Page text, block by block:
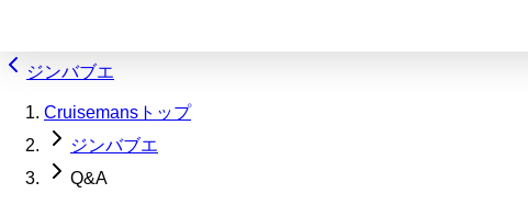
ジンバブエ
Cruisemansトップ
ジンバブエ
Q&A